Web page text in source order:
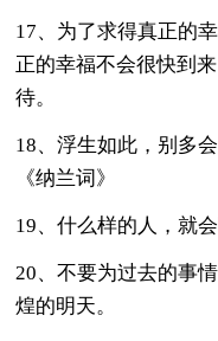
17、为了求得真正的
正的幸福不会很快到
待。
18、浮生如此，别多
《纳兰词》
19、什么样的人，就
20、不要为过去的事
煌的明天。